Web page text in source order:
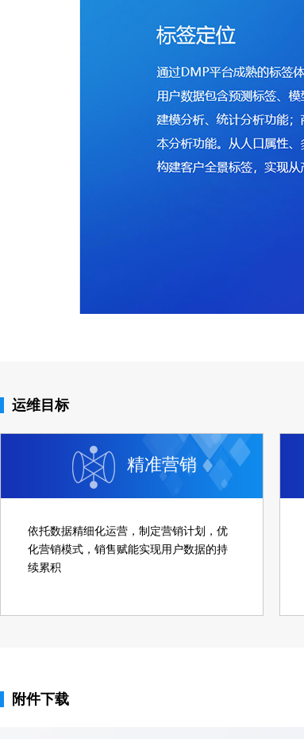
运维目标
精准营销
依托数据精细化运营，制定营销计划，优
化营销模式，销售赋能实现用户数据的持
续累积
附件下载